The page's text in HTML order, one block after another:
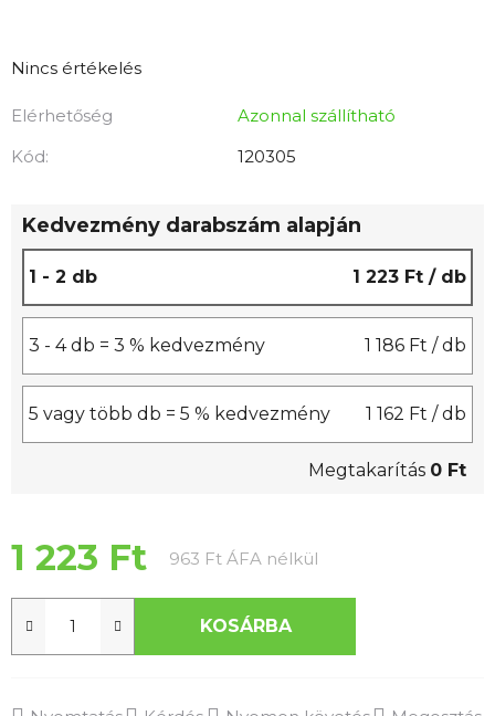
A
átlagos
értékelése
0,0
Nincs értékelés
Elérhetőség
Azonnal szállítható
Kód:
120305
Kedvezmény darabszám alapján
1 - 2 db 1 223 Ft / db
3 - 4 db = 3 % kedvezmény 1 186 Ft / db
5 vagy több db = 5 % kedvezmény 1 162 Ft / db
Megtakarítás 0 Ft
1 223 Ft 963 Ft ÁFA nélkül
KOSÁRBA